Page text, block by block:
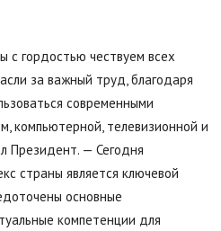
гордостью чествуем всех
за важный труд, благодаря
современными
компьютерной, телевизионной и
Президент. — Сегодня
страны является ключевой
основные
компетенции для